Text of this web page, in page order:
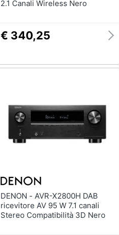
2.1 Canali Wireless Nero
€ 340,25
DENON - AVR-X2800H DAB
ricevitore AV 95 W 7.1 canali
Stereo Compatibilità 3D Nero